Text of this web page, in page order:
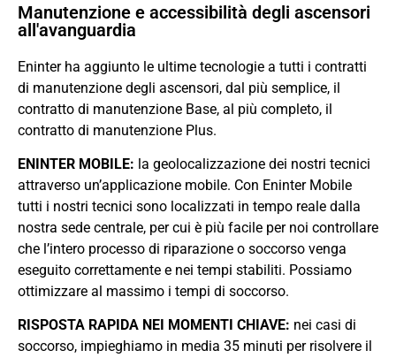
Manutenzione e accessibilità degli ascensori
all'avanguardia
Eninter ha aggiunto le ultime tecnologie a tutti i contratti
di manutenzione degli ascensori, dal più semplice, il
contratto di manutenzione Base, al più completo, il
contratto di manutenzione Plus.
ENINTER MOBILE: la geolocalizzazione dei nostri tecnici
attraverso un’applicazione mobile. Con Eninter Mobile
tutti i nostri tecnici sono localizzati in tempo reale dalla
nostra sede centrale, per cui è più facile per noi controllare
che l’intero processo di riparazione o soccorso venga
eseguito correttamente e nei tempi stabiliti. Possiamo
ottimizzare al massimo i tempi di soccorso.
RISPOSTA RAPIDA NEI MOMENTI CHIAVE: nei casi di
soccorso, impieghiamo in media 35 minuti per risolvere il